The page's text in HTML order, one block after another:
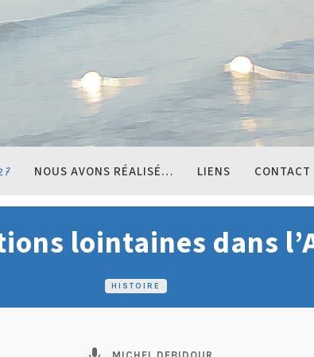
NOUS AVONS RÉALISÉ… LIENS CONTACT
HISTOIRE
lointaines dans